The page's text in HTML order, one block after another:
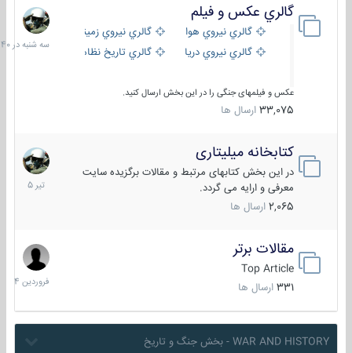
گالري عكس و فيلم
گالري نيروي هوايي
گالري نيروي زميني
گالري نيروي دريايي
گالري تاریخ نظامی
عکس و فیلمهای جنگی را در این بخش ارسال کنید.
33,075 ارسال ها
سه
شنبه
در
کتابخانه میلیتاری
در این بخش کتابهای مرتبط و مقالات برگزیده سایت
معرفی و ارایه می گردد.
2,065 ارسال ها
16
تیر
1405
مقالات برتر
Top Article
331 ارسال ها
29
فروردین
1404
WAR AND HISTORY - بخش جنگ و تاریخ